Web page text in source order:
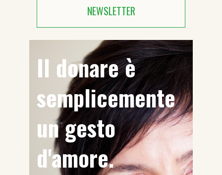
NEWSLETTER
Il donare è
semplicemente
un gesto
d'amore.